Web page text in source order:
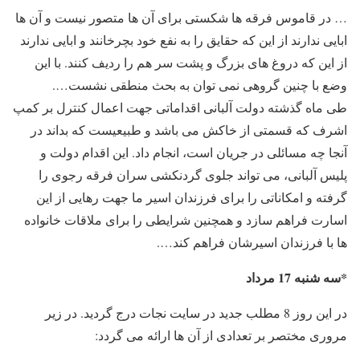
… در قاموس فرقه ها شکستی برای آن ها متصور نیست و آن ها
ابایی ندارند از این که حقایق را به نفع خود بچرخانند و ابایی ندارند
از این که دروغ های بزرگ و پشت سر هم را ردیف کنند. با این
وضع با چنین گروهی نمی توان به بحث منطقی نشست….
طی ماه گذشته دولت آلبانی اقداماتی جهت اعمال کنترل بر کمپ
اشرف که قسمتی از خاکش می باشد و طبیعیست که بداند در
آنجا چه مسائلی در جریان است، انجام داد. این اقدام دولت و
پلیس آلبانی، می تواند جلوی گردنکشی سران فرقه رجوی را
گرفته و امکاناتی را برای فرزندان اسیر ما جهت رهایی از این
اسارت فراهم سازد و همچنین شرایطی را برای ملاقات خانواده
ها با فرزندان اسیرشان فراهم کند….
*سه شنبه 17 مرداد
در این روز 8 مطلب جدید در سایت نجات درج گردید. در زیر
مروری مختصر بر تعدادی از آن ها ارائه می گردد: